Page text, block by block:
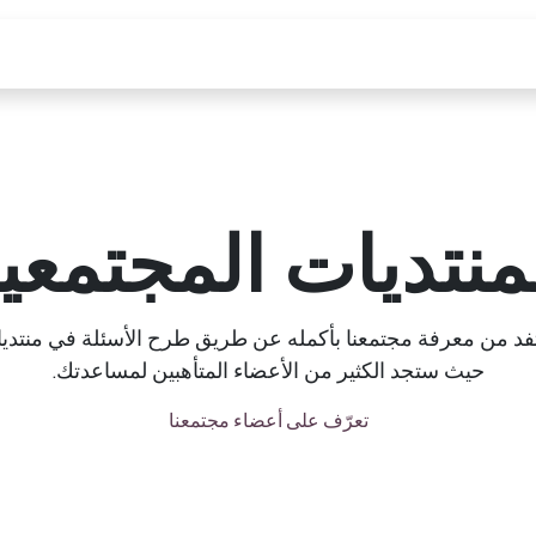
من معرفة مجتمعنا بأكمله عن طريق طرح الأسئلة في
حيث ستجد الكثير من الأعضاء المتأهبين لمساعدتك.
تعرّف على أعضاء مجتمعنا